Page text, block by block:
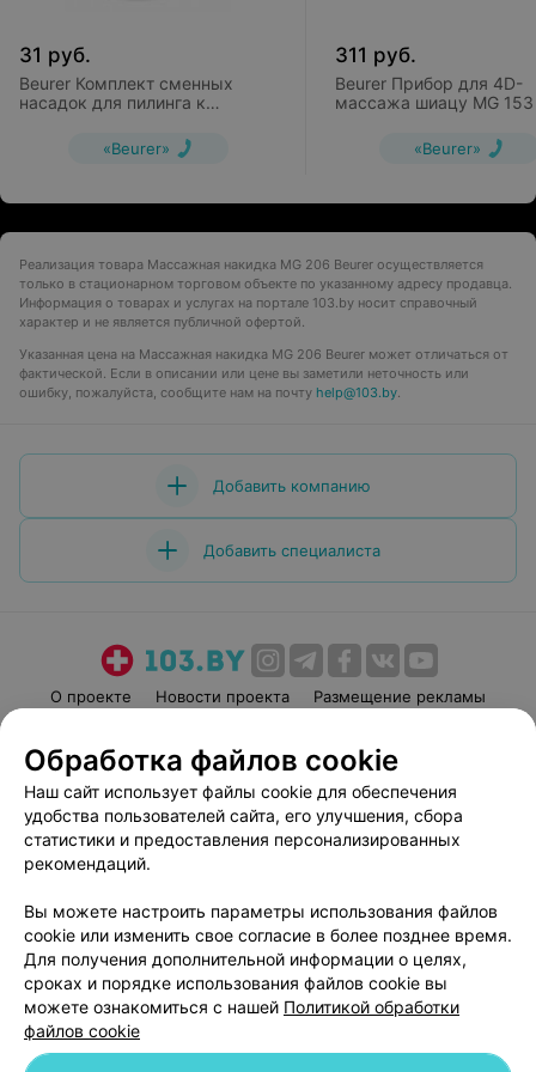
31 руб.
Beurer Комплект сменных
насадок для пилинга к
«Beurer»
311 руб.
Beurer Прибор для 4D-
массажа шиацу MG 153
«Beurer»
Реализация товара Массажная накидка MG 206 Beurer осуществляется
только в стационарном торговом объекте по указанному адресу продавца.
Информация о товарах и услугах на портале 103.by носит справочный
характер и не является публичной офертой.
Указанная цена на Массажная накидка MG 206 Beurer может отличаться от
фактической. Если в описании или цене вы заметили неточность или
ошибку, пожалуйста, сообщите нам на почту help@103.by.
Добавить компанию
Добавить специалиста
О проекте Новости проекта
Размещение рекламы
Пользовательское соглашение
Способы оплаты
Вакансии
Партнеры
Написать руководителю 103.by
Обработка персональных данных
Обработка файлов cookie
Наш сайт использует файлы cookie для обеспечения
удобства пользователей сайта, его улучшения, сбора
статистики и предоставления персонализированных
рекомендаций.
Вы можете настроить параметры использования файлов
cookie или изменить свое согласие в более позднее время.
Для получения дополнительной информации о целях,
сроках и порядке использования файлов cookie вы
можете ознакомиться с нашей Политикой обработки
файлов cookie